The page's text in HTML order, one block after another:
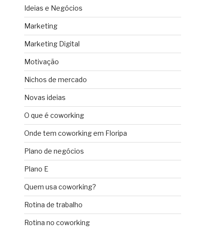
Ideias e Negócios
Marketing
Marketing Digital
Motivação
Nichos de mercado
Novas ideias
O que é coworking
Onde tem coworking em Floripa
Plano de negócios
Plano E
Quem usa coworking?
Rotina de trabalho
Rotina no coworking